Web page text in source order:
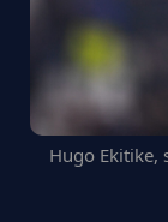
Hugo Ekitike,